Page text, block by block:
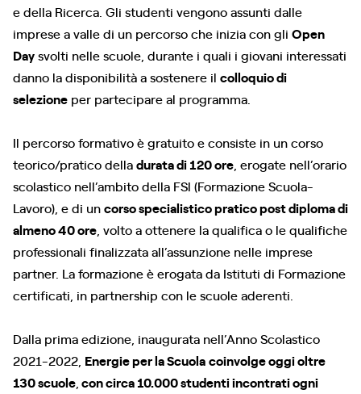
e della Ricerca. Gli studenti vengono assunti dalle
imprese a valle di un percorso che inizia con gli Open
Daysvolti nelle scuole, durante i quali i giovani interessati
danno la disponibilità a sostenere il colloquio di
selezione per partecipare al programma.
Il percorso formativo è gratuito e consiste in un corso
teorico/pratico delladurata di 120 ore , erogate nell’orario
scolastico nell’ambito della FSl (Formazione Scuola-
Lavoro), e di uncorso specialistico pratico post diploma di
almeno 40 ore , volto a ottenere la qualifica o le qualifiche
professionali finalizzata all’assunzione nelle imprese
partner. La formazione è erogata da Istituti di Formazione
certificati, in partnership con le scuole aderenti.
Dalla prima edizione, inaugurata nell’Anno Scolastico
2021-2022, Energie per la Scuolacoinvolge oggi oltre
130 scuole con circa 10.000 studenti incontrati ogni